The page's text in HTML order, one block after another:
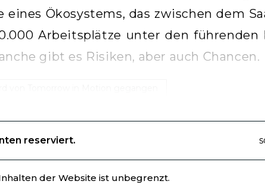
eines Ökosystems, das zwischen dem
Arbeitsplätze unter den
gibt es Risiken, aber auch Chancen.
reserviert.
der Website ist unbegrenzt.